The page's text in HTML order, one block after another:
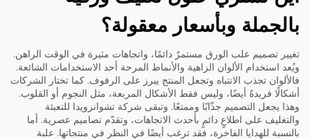
بالجملة وبأسعار معقولة؟
تغيير تصميم علب الورق مستمرٌ دائمًا، واتجاهات مثيرة في الوقت الراهن.
ويُعد استخدام الألوان الزاهية والأنماط المرحة أحد الاستخدامات الشائعة.
فالألوان تجذب الانتباه وتجعل المنتج يبرز على الرفوف. كما تختار الشركات
أشكالًا فريدةً أيضًا، وليس فقط الأشكال المربعة، مثل النجوم أو القلوب.
وهذا يجعل التصميم جذّابًا وممتعًا. وتبقى شركة تشوانرويدا للتعبئة
والتغليف على اطلاعٍ دائمٍ بأحدث الاتجاهات، وتقدّم تصاميم عصرية. أما
بالنسبة للهدايا الفاخرة، فقد ترغب أيضًا في النظر في منتجاتها. علبة